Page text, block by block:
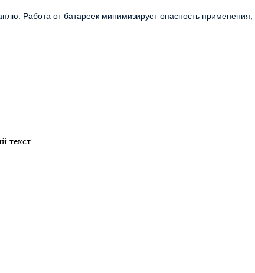
Работа от батареек минимизирует опасность
текст.